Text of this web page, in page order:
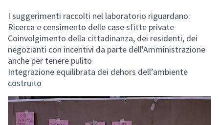
I suggerimenti raccolti nel laboratorio riguardano:
Ricerca e censimento delle case sfitte private
Coinvolgimento della cittadinanza, dei residenti, dei
negozianti con incentivi da parte dell'Amministrazione
anche per tenere pulito
Integrazione equilibrata dei dehors dell’ambiente
costruito